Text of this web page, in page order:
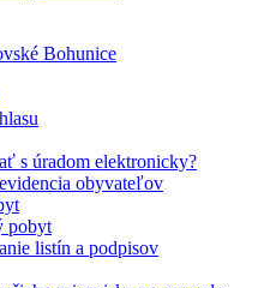
Bohunice
s úradom elektronicky?
obyvateľov
pobyt
listín a podpisov